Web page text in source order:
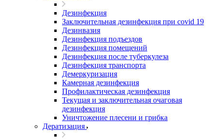
Дезинфекция
Заключительная дезинфекция при covid 19
Дезинвазия
Дезинфекция подъездов
Дезинфекция помещений
Дезинфекция после туберкулеза
Дезинфекция транспорта
Демеркуризация
Камерная дезинфекция
Профилактическая дезинфекция
Текущая и заключительная очаговая
дезинфекция
Уничтожение плесени и грибка
Дератизация